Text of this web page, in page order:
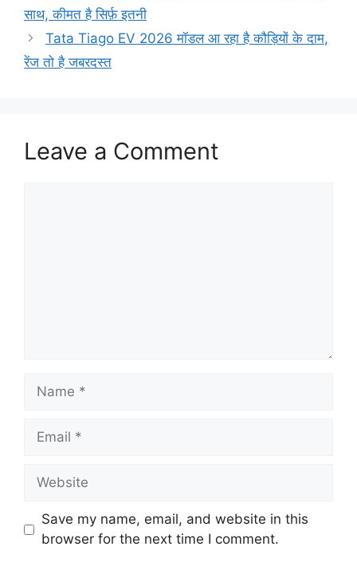
साथ, कीमत है सिर्फ़ इतनी
Tata Tiago EV 2026 मॉडल आ रहा है कौड़ियों के दाम,
रेंज तो है जबरदस्त
Leave a Comment
Name
Email
Website
Save my name, email, and website in this
browser for the next time I comment.